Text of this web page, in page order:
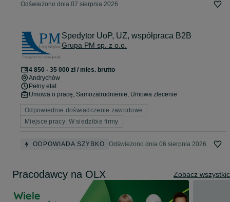
Odświeżono dnia 07 sierpnia 2026
Spedytor UoP, UZ, współpraca B2B
Grupa PM sp. z o.o.
4 850 - 35 000 zł / mies. brutto
Andrychów
Pełny etat
Umowa o pracę, Samozatrudnienie, Umowa zlecenie
Odpowiednie doświadczenie zawodowe
Miejsce pracy: W siedzibie firmy
ODPOWIADA SZYBKO Odświeżono dnia 06 sierpnia 2026
Pracodawcy na OLX Zobacz